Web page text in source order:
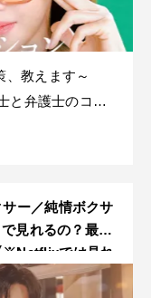
、教えます～
と弁護士のコン
なラブコメディ
サー／純情ボクサ
見れるの？最新
※Netflixでは見れ